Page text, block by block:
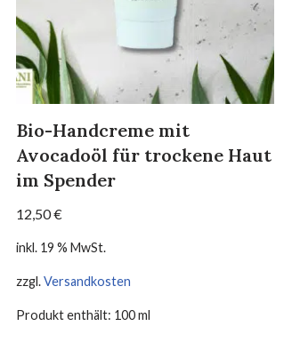
Bio-Handcreme mit
Avocadoöl für trockene Haut
im Spender
12,50€
inkl. 19 % MwSt.
zzgl.Versandkosten
Produkt enthält: 100ml